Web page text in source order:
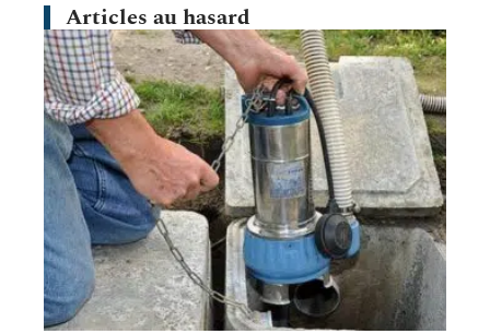
Articles au hasard